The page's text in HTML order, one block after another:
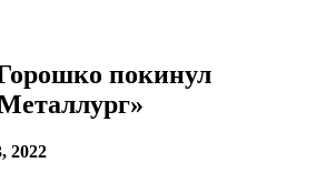
покинул
2022